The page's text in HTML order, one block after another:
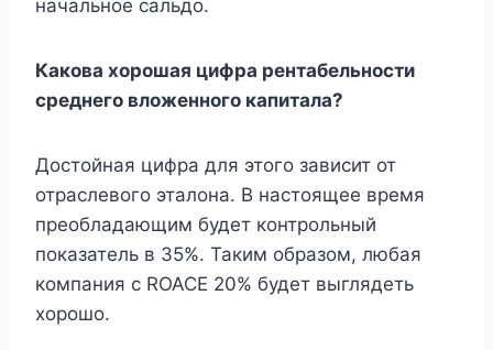
начальное сальдо.
Какова хорошая цифра рентабельности
среднего вложенного капитала?
Достойная цифра для этого зависит от
отраслевого эталона. В настоящее время
преобладающим будет контрольный
показатель в 35%. Таким образом, любая
компания с ROACE 20% будет выглядеть
хорошо.